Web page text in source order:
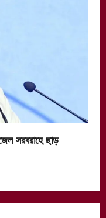
সরবরাহে ছাড়